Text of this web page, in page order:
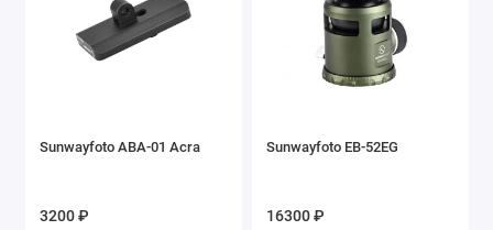
Sunwayfoto ABA-01 Acra
3200 ₽
Sunwayfoto EB-52EG
16300 ₽